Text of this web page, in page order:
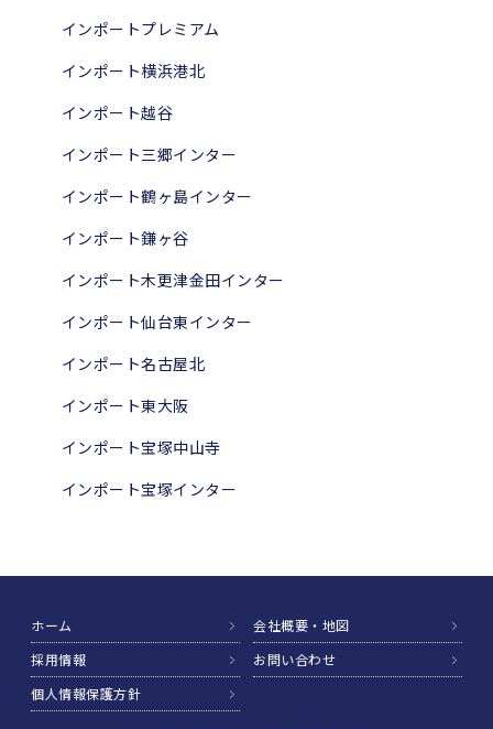
インポートプレミアム
インポート横浜港北
インポート越谷
インポート三郷インター
インポート鶴ヶ島インター
インポート鎌ヶ谷
インポート木更津金田インター
インポート仙台東インター
インポート名古屋北
インポート東大阪
インポート宝塚中山寺
インポート宝塚インター
ホーム
会社概要・地図
採用情報
お問い合わせ
個人情報保護方針